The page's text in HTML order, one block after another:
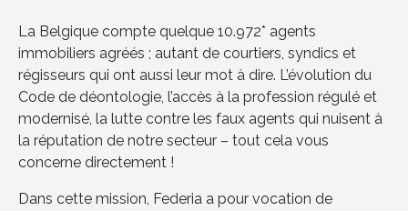
La Belgique compte quelque 10.972* agents
immobiliers agréés ; autant de courtiers, syndics et
régisseurs qui ont aussi leur mot à dire. L’évolution du
Code de déontologie, l’accès à la profession régulé et
modernisé, la lutte contre les faux agents qui nuisent à
la réputation de notre secteur – tout cela vous
concerne directement !
Dans cette mission, Federia a pour vocation de